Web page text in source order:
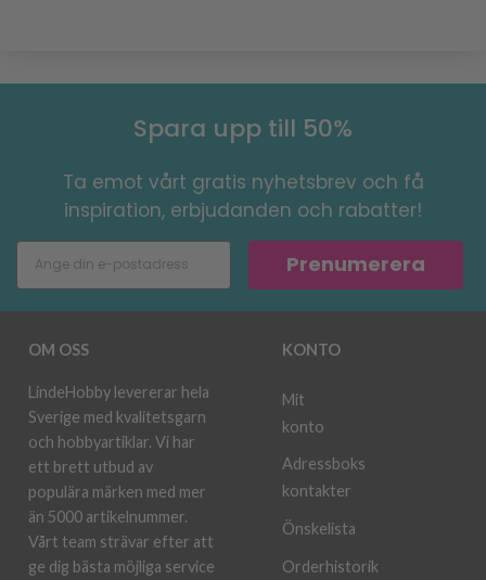
Spara upp till 50%
Ta emot vårt gratis nyhetsbrev och få
inspiration, erbjudanden och rabatter!
Prenumerera
OM OSS
LindeHobby levererar hela
Sverige med kvalitetsgarn
och hobbyartiklar. Vi har
ett brett utbud av
populära märken med mer
än 5000 artikelnummer.
Vårt team strävar efter att
ge dig bästa möjliga service
KONTO
Mit
konto
Adressboks
kontakter
Önskelista
Orderhistorik